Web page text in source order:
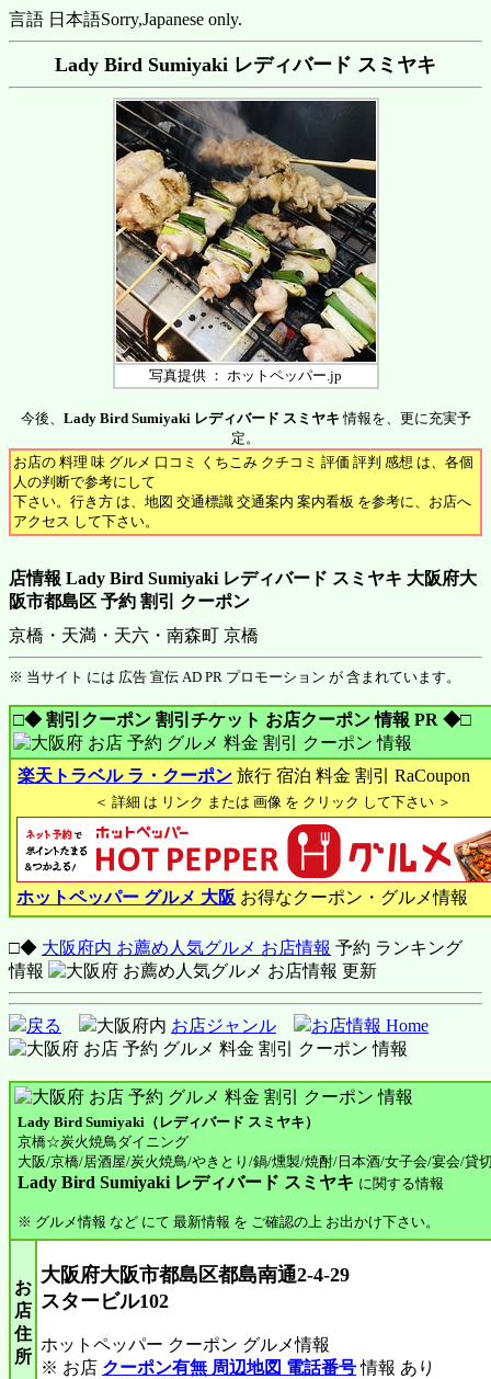
言語 日本語Sorry,Japanese only.
Lady Bird Sumiyaki レディバード スミヤキ
写真提供 ： ホットペッパー.jp
今後、 Lady Bird Sumiyaki レディバード スミヤキ 情報を、更に充実予
定。
お店の 料理 味 グルメ 口コミ くちこみ クチコミ 評価 評判 感想 は、各個
人の判断で参考にして
下さい。行き方 は、地図 交通標識 交通案内 案内看板 を参考に、お店へ
アクセス して下さい。
店情報 Lady Bird Sumiyaki レディバード スミヤキ 大阪府大
阪市都島区 予約 割引 クーポン
京橋・天満・天六・南森町 京橋
※ 当サイト には 広告 宣伝 AD PR プロモーション が 含まれています。
□◆ 割引クーポン 割引チケット お店クーポン 情報 PR ◆□
楽天トラベル ラ・クーポン 旅行 宿泊 料金 割引 RaCoupon
＜ 詳細 は リンク または 画像 を クリック して下さい ＞
ホットペッパー グルメ 大阪 お得なクーポン・グルメ情報
□◆ 大阪府内 お薦め人気グルメ お店情報 予約 ランキング
情報
戻る 大阪府内 お店ジャンル お店情報 Home
Lady Bird Sumiyaki（レディバード スミヤキ）
京橋☆炭火焼鳥ダイニング
大阪/京橋/居酒屋/炭火焼鳥/やきとり/鍋/燻製/焼酎/日本酒/女子会/宴会/貸
Lady Bird Sumiyaki レディバード スミヤキ に関する情報
※ グルメ情報 など にて 最新情報 を ご確認の上 お出かけ下さい。
お
店
住
所
大阪府大阪市都島区都島南通2-4-29
スタービル102
ホットペッパー クーポン グルメ情報
※ お店 クーポン有無 周辺地図 電話番号情報 あり